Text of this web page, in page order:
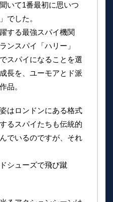
いて1番最初に思いつ
でした。
する最強スパイ機関
ンスパイ「ハリー」
スパイになることを選
長を、ユーモアとド派
品。
はロンドンにある格式
るスパイたちも伝統的
でいるのですが、それ
シューズで飛び蹴